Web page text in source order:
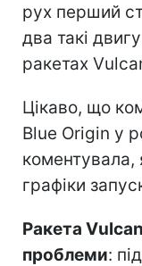
рух перший
два такі
ракетах
Цікаво, що
Blue Origin у
коментувала,
графіки
Ракета Vulcan
проблеми: